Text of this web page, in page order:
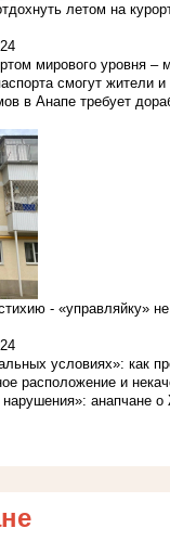
летом на
мирового уровня –
смогут жители
в Анапе требует
- «управляйку»
условиях»: как
расположение и
анапчане